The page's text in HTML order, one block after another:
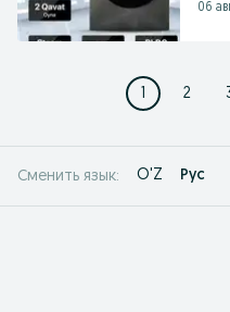
06
1 2
Сменить язык: O'Z Рус